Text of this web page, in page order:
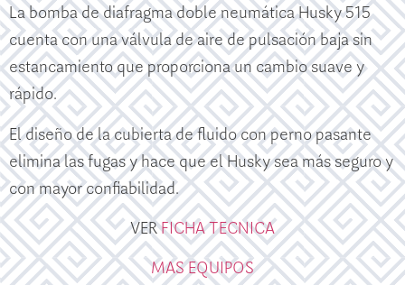
La bomba de diafragma doble neumática Husky 515
cuenta con una válvula de aire de pulsación baja sin
estancamiento que proporciona un cambio suave y
rápido.
El diseño de la cubierta de fluido con perno pasante
elimina las fugas y hace que el Husky sea más seguro y
con mayor confiabilidad.
VERFICHA TECNICA
MAS EQUIPOS